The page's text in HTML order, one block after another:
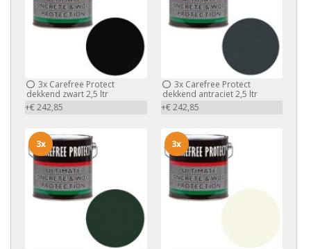
3x Carefree Protect
dekkend zwart 2,5 ltr
+€ 242,85
3xCarefree Protect
dekkend antraciet 2,5 ltr
+€ 242,85
3x 3x